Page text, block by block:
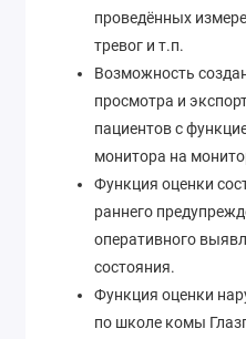
проведённых
тревог и т.п.
Возможность
просмотра и
пациентов с
монитора на
Функция оценки
раннего
оперативного
состояния.
Функция оценки
по школе комы